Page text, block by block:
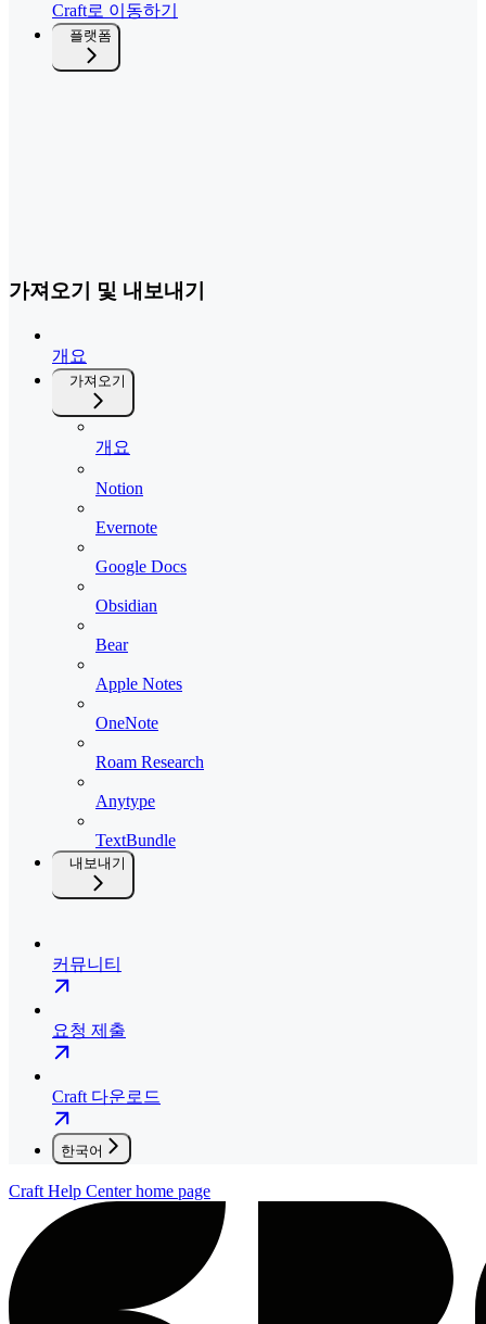
Craft로 이동하기
플랫폼
가져오기 및 내보내기
개요
가져오기
개요
Notion
Evernote
Google Docs
Obsidian
Bear
Apple Notes
OneNote
Roam Research
Anytype
TextBundle
내보내기
커뮤니티
요청 제출
Craft 다운로드
한국어
Craft Help Centerhome page